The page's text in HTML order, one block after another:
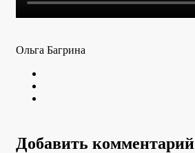
Ольга Багрина
Добавить комментарий